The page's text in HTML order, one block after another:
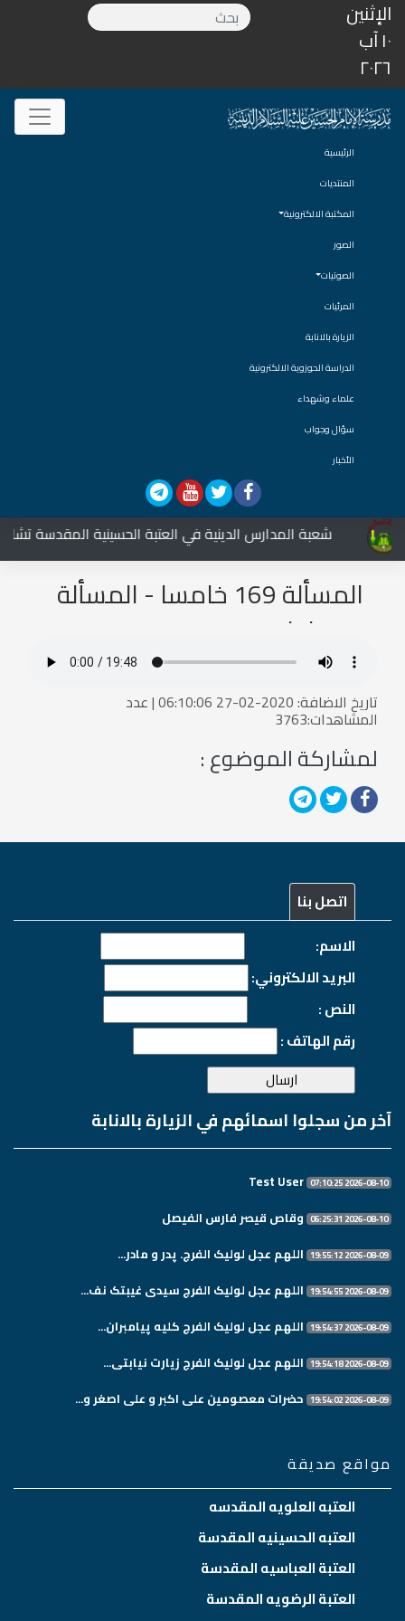
الإثنين
١٠ آب
٢٠٢٦
الرئيسية
المنتديات
المكتبة الالكترونية
الصور
الصوتيات
المرئيات
الزيارة بالانابة
الدراسة الحوزوية الالكترونية
علماء وشهداء
سؤال وجواب
الأخبار
شعبة المدارس الدينية في العتبة الحسينية المقدسة
المسألة 169 خامسا - المسألة
تاريخ الاضافة: 2020-02-27 06:10:06 | عدد
المشاهدات:3763
لمشاركة الموضوع :
اتصل بنا
الاسم:
البريد الالكتروني:
النص :
رقم الهاتف :
آخر من سجلوا اسمائهم في الزيارة بالانابة
2026-08-10 07:10:25
Test User
2026-08-10 06:25:31 وقاص قيصر فارس الفيصل
2026-08-09 19:55:12 اللهم عجل لولیک الفرج. پدر و مادر...
2026-08-09 19:54:55 اللهم عجل لولیک الفرج سیدی غیبتک نف...
2026-08-09 19:54:37 اللهم عجل لولیک الفرج کلیه پیامبران...
2026-08-09 19:54:18 اللهم عجل لولیک الفرج زیارت نیابتی...
2026-08-09 19:54:02 حضرات معصومین علی اکبر و علی اصغر و...
مواقع صديقة
العتبه العلويه المقدسه
العتبه الحسينيه المقدسة
العتبة العباسيه المقدسة
العتبة الرضويه المقدسة